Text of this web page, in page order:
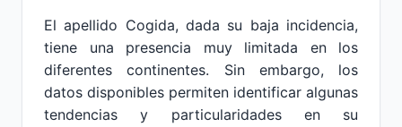
El apellido Cogida, dada su baja incidencia,
tiene una presencia muy limitada en los
diferentes continentes. Sin embargo, los
datos disponibles permiten identificar algunas
tendencias y particularidades en su